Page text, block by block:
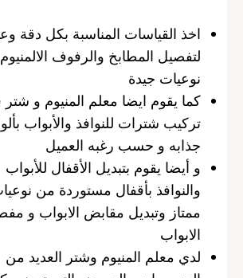
اخذ القياسات المناسبة بكل دقة
لتفصيل المطابخ والرفوف
نوعيات جيدة
كما يقوم ايضا معلم المنيوم و
تركيب شترات للنوافذ والأبواب
جذابه و حسب رغبه العميل
و أيضا يقوم بتبديل الأقفال للأبواب
والنوافذ بأقفال مستوردة من
ممتاز وتبديل مقابض الابواب و
الابواب
لدي معلم المنيوم وشتر العديد من